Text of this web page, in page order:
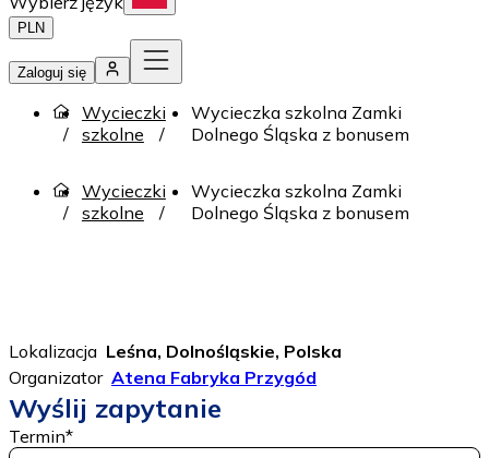
PLN
Zaloguj się
Wycieczki
szkolne
Wycieczka szkolna Zamki
Dolnego Śląska z bonusem
Wycieczki
szkolne
Wycieczka szkolna Zamki
Dolnego Śląska z bonusem
Lokalizacja Leśna, Dolnośląskie, Polska
Organizator Atena Fabryka Przygód
Wyślij zapytanie
Termin*